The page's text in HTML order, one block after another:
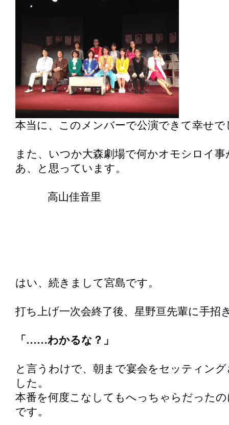
本当に、このメンバーで公演できて幸せで
また、いつか大森劇場で何かオモシロイ
あ、と思っています。
高山佳音里
はい、続きまして宮島です。
打ち上げ一次会終了後、星野亘先輩に手招
「……わかるな？」
と言うわけで、朝まで宴会をセッティン
した。
本番を何度こなしてもへっちゃらだった
です。